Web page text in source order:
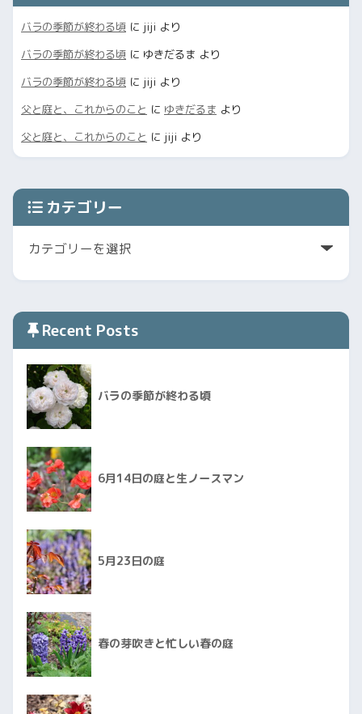
バラの季節が終わる頃 に jiji より
バラの季節が終わる頃 に ゆきだるま より
バラの季節が終わる頃 に jiji より
父と庭と、これからのこと に ゆきだるま より
父と庭と、これからのこと に jiji より
カテゴリー
Recent Posts
バラの季節が終わる頃
6月14日の庭と生ノースマン
5月23日の庭
春の芽吹きと忙しい春の庭